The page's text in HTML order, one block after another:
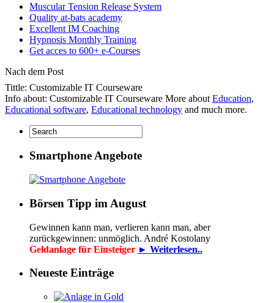
Muscular Tension Release System
Quality at-bats academy
Excellent IM Coaching
Hypnosis Monthly Training
Get acces to 600+ e-Courses
Nach dem Post
Tittle: Customizable IT Courseware
Info about: Customizable IT Courseware More about Education,
Educational software, Educational technology and much more.
Smartphone Angebote
Börsen Tipp im August
Gewinnen kann man, verlieren kann man, aber
zurückgewinnen: unmöglich. André Kostolany
Geldanlage für Einsteiger ► Weiterlesen..
Neueste Einträge